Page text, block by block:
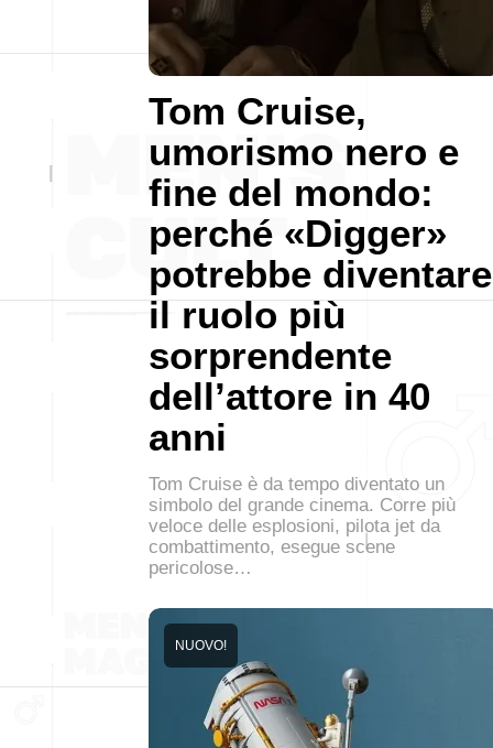
Tom Cruise,
umorismo nero e
fine del mondo:
perché «Digger»
potrebbe diventare
il ruolo più
sorprendente
dell’attore in 40
anni
Tom Cruise è da tempo diventato un
simbolo del grande cinema. Corre più
veloce delle esplosioni, pilota jet da
combattimento, esegue scene
pericolose…
NUOVO!